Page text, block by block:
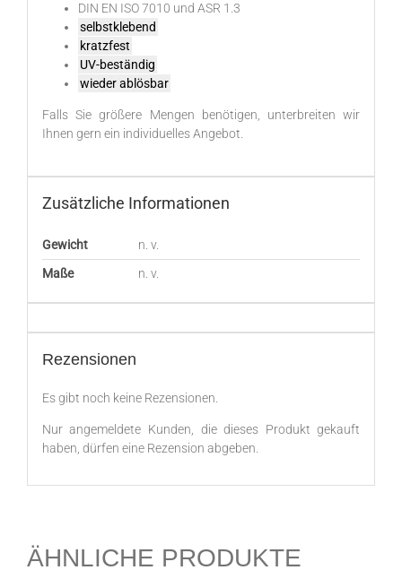
DIN EN ISO 7010 und ASR 1.3
selbstklebend
kratzfest
UV-beständig
wieder ablösbar
Falls Sie größere Mengen benötigen, unterbreiten wir
Ihnen gern ein individuelles Angebot.
Zusätzliche Informationen
Gewicht
n. v.
Maße
n. v.
Rezensionen
Es gibt noch keine Rezensionen.
Nur angemeldete Kunden, die dieses Produkt gekauft
haben, dürfen eine Rezension abgeben.
ÄHNLICHE PRODUKTE